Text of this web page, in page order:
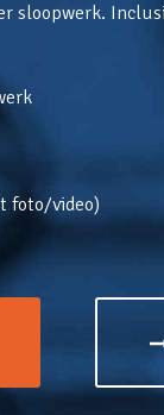
sloopwerk.
foto/video)